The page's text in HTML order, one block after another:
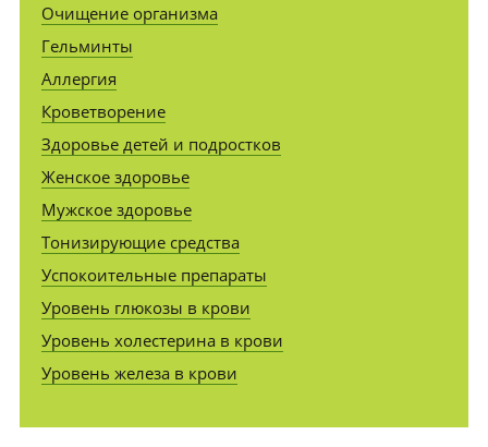
Очищение организма
Гельминты
Аллергия
Кроветворение
Здоровье детей и подростков
Женское здоровье
Мужское здоровье
Тонизирующие средства
Успокоительные препараты
Уровень глюкозы в крови
Уровень холестерина в крови
Уровень железа в крови